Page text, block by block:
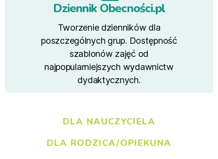
Dziennik Obecności.pl
Tworzenie dzienników dla
poszczególnych grup. Dostępność
szablonów zajęć od
najpopularniejszych wydawnictw
dydaktycznych.
DLA NAUCZYCIELA
DLA RODZICA/OPIEKUNA